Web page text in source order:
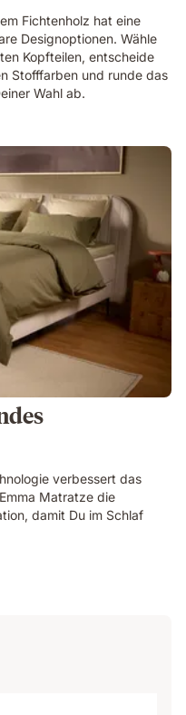
Fichtenholz hat eine
Designoptionen. Wähle
Kopfteilen, entscheide
Stofffarben und runde das
Wahl ab.
verbessert das
Matratze die
damit Du im Schlaf